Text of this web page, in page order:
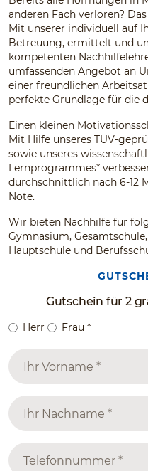
anderen Fach verloren?
Mit unserer individuell auf
Betreuung, ermittelt und
kompetenten
umfassenden Angebot an
einer freundlichen
perfekte Grundlage für die
Einen kleinen
Mit Hilfe unseres TÜV-
sowie unseres
Lernprogrammes*
durchschnittlich nach 6-12
Note.
Wir bieten Nachhilfe für
Gymnasium,
Hauptschule und
Gutschein für 2
Herr Frau *